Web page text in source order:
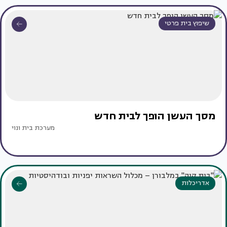
שיפוץ בית פרטי
מסך העשן הופך לבית חדש
מערכת בית ונוי
אדריכלות